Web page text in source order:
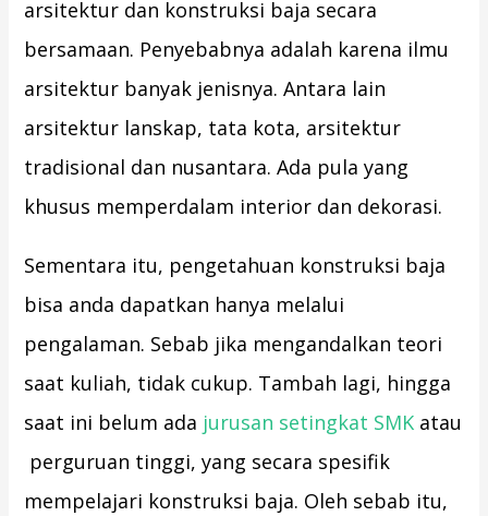
arsitektur dan konstruksi baja secara
bersamaan. Penyebabnya adalah karena ilmu
arsitektur banyak jenisnya. Antara lain
arsitektur lanskap, tata kota, arsitektur
tradisional dan nusantara. Ada pula yang
khusus memperdalam interior dan dekorasi.
Sementara itu, pengetahuan konstruksi baja
bisa anda dapatkan hanya melalui
pengalaman. Sebab jika mengandalkan teori
saat kuliah, tidak cukup. Tambah lagi, hingga
saat ini belum ada jurusan setingkat SMK atau
perguruan tinggi, yang secara spesifik
mempelajari konstruksi baja. Oleh sebab itu,